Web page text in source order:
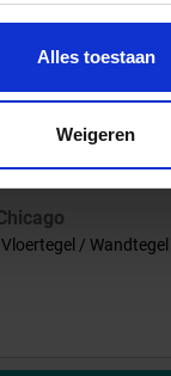
Alles toestaan
Weigeren
/